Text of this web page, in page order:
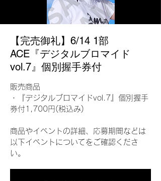
【完売御礼】6/14 1部
ACE『デジタルブロマイド
vol.7』個別握手券付
販売商品
・『デジタルブロマイドvol.7』個別握手
券付1,700円(税込み)
商品やイベントの詳細、応募期間などは
以下イベントについてをご確認くださ
い。